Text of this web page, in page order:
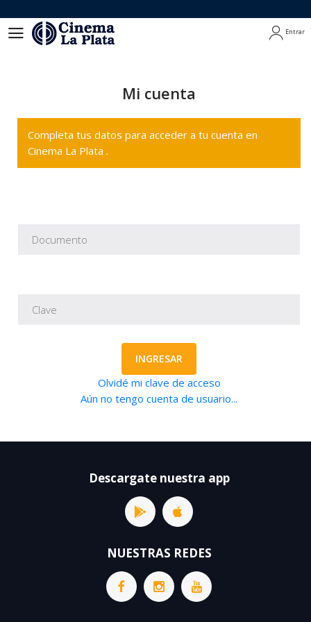
Entrar
Mi cuenta
Completa tus datos para acceder a tu cuenta en
Cinema La Plata .
INGRESAR
Olvidé mi clave de acceso
Aún no tengo cuenta de usuario...
Descargate nuestra app
NUESTRAS REDES